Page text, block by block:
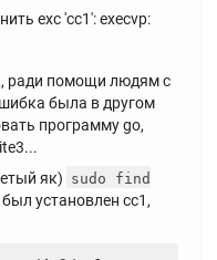
exc 'cc1': execvp:
ради помощи людям с
была в другом
программу go,
як) sudo find
установлен cc1,